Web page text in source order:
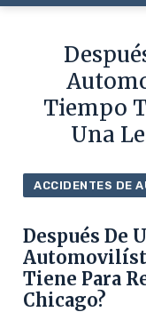
Tiempo
Una
ACCIDENTES DE
Después De
Tiene Para
Chicago?